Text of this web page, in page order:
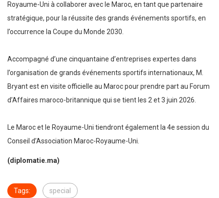
Royaume-Uni à collaborer avec le Maroc, en tant que partenaire
stratégique, pour la réussite des grands événements sportifs, en
l’occurrence la Coupe du Monde 2030.
Accompagné d’une cinquantaine d’entreprises expertes dans
l’organisation de grands événements sportifs internationaux, M.
Bryant est en visite officielle au Maroc pour prendre part au Forum
d’Affaires maroco-britannique qui se tient les 2 et 3 juin 2026.
Le Maroc et le Royaume-Uni tiendront également la 4e session du
Conseil d’Association Maroc-Royaume-Uni.
(diplomatie.ma)
Tags: special